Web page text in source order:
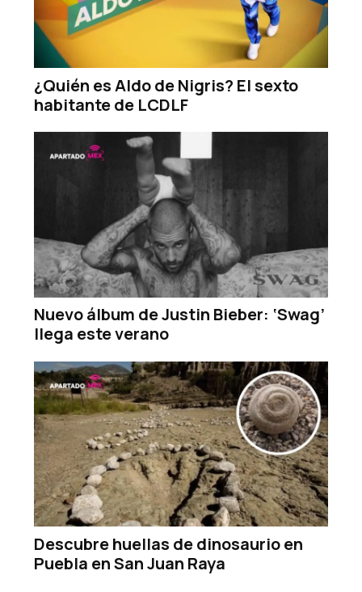
¿Quién es Aldo de Nigris? El sexto
habitante de LCDLF
Nuevo álbum de Justin Bieber: ‘Swag’
llega este verano
Descubre huellas de dinosaurio en
Puebla en San Juan Raya